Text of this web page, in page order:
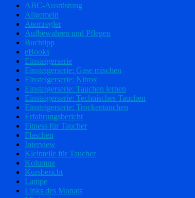
ABC-Ausrüstung
Allgemein
Atemregler
Aufbewahren und Pflegen
Buchtipp
eBooks
Einsteigerserie
Einsteigerserie: Gase mischen
Einsteigerserie: Nitrox
Einsteigerserie: Tauchen lernen
Einsteigerserie: Technisches Tauchen
Einsteigerserie: Trockentauchen
Erfahrungsbericht
Fitness für Taucher
Flaschen
Interview
Kleinteile für Taucher
Kolumne
Kursbericht
Lampe
Links des Monats